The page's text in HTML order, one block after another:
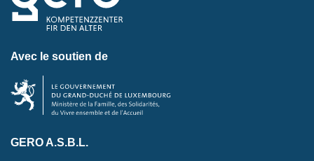
Avec le soutien de
GERO A.S.B.L.